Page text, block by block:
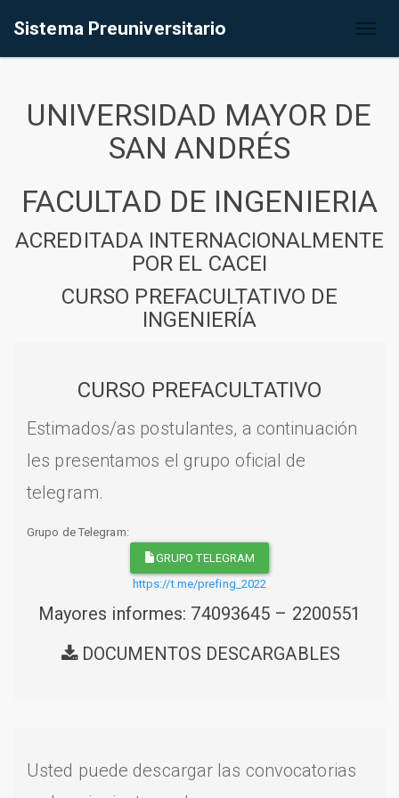
Sistema Preuniversitario
UNIVERSIDAD MAYOR DE
SAN ANDRÉS
FACULTAD DE INGENIERIA
ACREDITADA INTERNACIONALMENTE
POR EL CACEI
CURSO PREFACULTATIVO DE
INGENIERÍA
CURSO PREFACULTATIVO
Estimados/as postulantes, a continuación
les presentamos el grupo oficial de
telegram.
Grupo de Telegram:
GRUPO TELEGRAM
https://t.me/prefing_2022
Mayores informes: 74093645 – 2200551
DOCUMENTOS DESCARGABLES
Usted puede descargar las convocatorias